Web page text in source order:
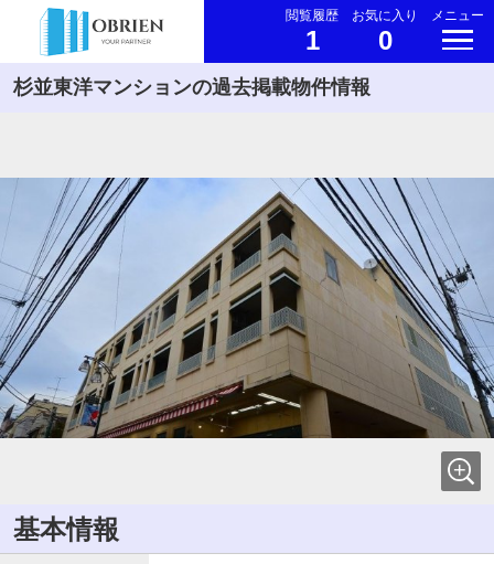
閲覧履歴
1
お気に入り
0
メニュー
杉並東洋マンションの過去掲載物件情報
基本情報